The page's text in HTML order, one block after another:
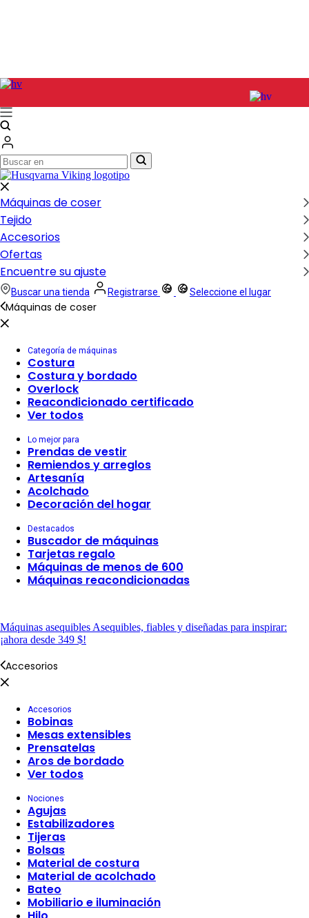
Buscar
en
Buscar
en
Máquinas de coser
Tejido
Accesorios
Ofertas
Encuentre su ajuste
Buscar una tienda Registrarse Seleccione el lugar
Máquinas de coser
Categoría de máquinas
Costura
Costura y bordado
Overlock
Reacondicionado certificado
Ver todos
Lo mejor para
Prendas de vestir
Remiendos y arreglos
Artesanía
Acolchado
Decoración del hogar
Destacados
Buscador de máquinas
Tarjetas regalo
Máquinas de menos de 600
Máquinas reacondicionadas
Máquinas asequibles Asequibles, fiables y diseñadas para inspirar:
¡ahora desde 349 $!
Accesorios
Accesorios
Bobinas
Mesas extensibles
Prensatelas
Aros de bordado
Ver todos
Nociones
Agujas
Estabilizadores
Tijeras
Bolsas
Material de costura
Material de acolchado
Bateo
Mobiliario e iluminación